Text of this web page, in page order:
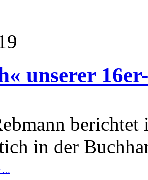
unserer
in der
…